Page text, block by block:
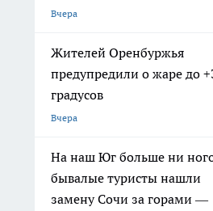
Вчера
Жителей Оренбуржья
предупредили о жаре до
градусов
Вчера
На наш Юг больше ни
бывалые туристы нашли
замену Сочи за горами —